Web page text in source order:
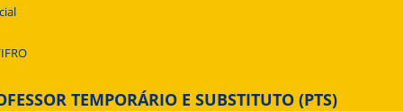
TEMPORÁRIO E SUBSTITUTO (PTS)